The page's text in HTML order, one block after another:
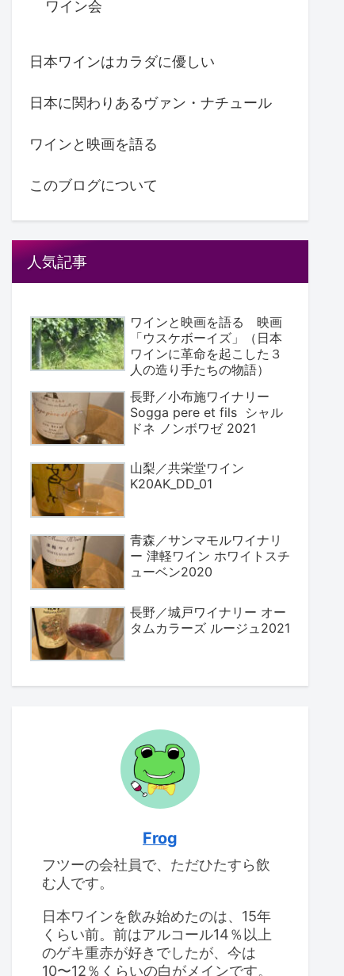
ワイン会
日本ワインはカラダに優しい
日本に関わりあるヴァン・ナチュール
ワインと映画を語る
このブログについて
人気記事
ワインと映画を語る 映画
「ウスケボーイズ」（日本
ワインに革命を起こした３
人の造り手たちの物語）
長野／小布施ワイナリー
Sogga pere et fils シャル
ドネ ノンボワゼ 2021
山梨／共栄堂ワイン
K20AK_DD_01
青森／サンマモルワイナリ
ー 津軽ワイン ホワイトスチ
ューベン2020
長野／城戸ワイナリー オー
タムカラーズ ルージュ2021
Frog
フツーの会社員で、ただひたすら飲
む人です。
日本ワインを飲み始めたのは、15年
くらい前。前はアルコール14％以上
のゲキ重赤が好きでしたが、今は
10〜12％くらいの白がメインです。